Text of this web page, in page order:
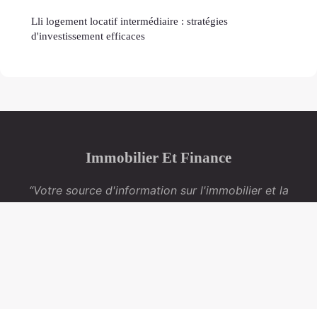
Lli logement locatif intermédiaire : stratégies
d'investissement efficaces
Immobilier Et Finance
“Votre source d'information sur l'immobilier et la